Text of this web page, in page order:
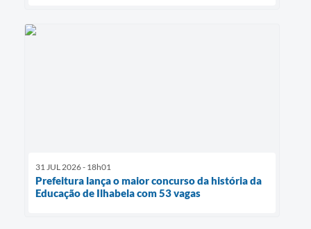
31 JUL 2026 - 18h01
Prefeitura lança o maior concurso da história da
Educação de Ilhabela com 53 vagas